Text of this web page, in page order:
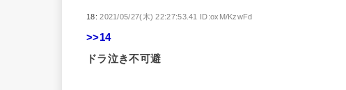
18:2021/05/27(木) 22:27:53.41 ID:oxM/KzwFd
>>14
ドラ泣き不可避